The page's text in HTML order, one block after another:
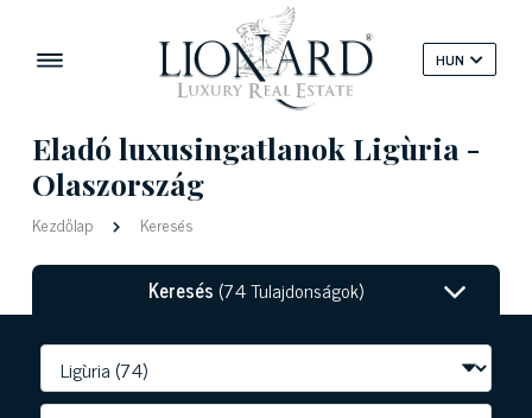
HUN
Eladó luxusingatlanok Ligùria -
Olaszország
Kezdőlap Keresés
Keresés (74 Tulajdonságok)